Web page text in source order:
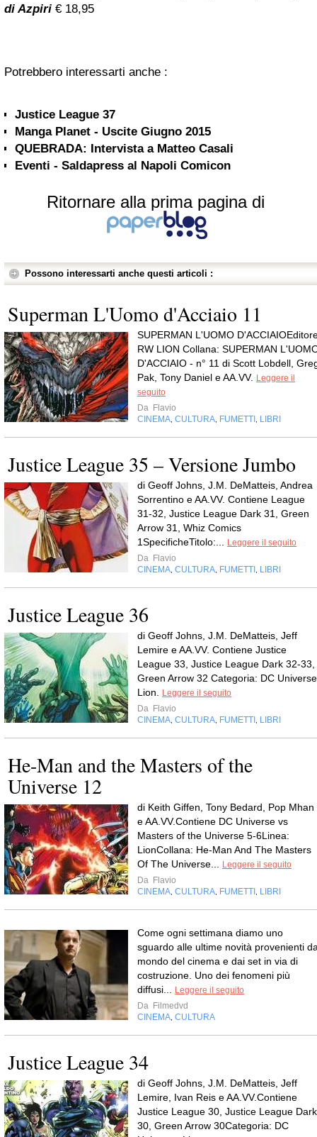
di Azpiri € 18,95
Potrebbero interessarti anche :
Justice League 37
Manga Planet - Uscite Giugno 2015
QUEBRADA: Intervista a Matteo Casali
Eventi - Saldapress al Napoli Comicon
Ritornare alla prima pagina di
Possono interessarti anche questi articoli :
Superman L'Uomo d'Acciaio 11
SUPERMAN L'UOMO
RW LION Collana: SUPERMAN
D'ACCIAIO - n° 11 di Scott Lobdell,
Pak, Tony Daniel e AA.VV. Leggere il
seguito
Da Flavio
CINEMA CULTURA FUMETTI LIBRI
Justice League 35 – Versione Jumbo
di Geoff Johns, J.M. DeMatteis, Andrea
Sorrentino e AA.VV. Contiene League
31-32, Justice League Dark 31, Green
Arrow 31, Whiz Comics
1SpecificheTitolo:...
Leggere il seguito
Da Flavio
CINEMA CULTURA FUMETTI LIBRI
Justice League 36
di Geoff Johns, J.M. DeMatteis, Jeff
Lemire e AA.VV. Contiene Justice
League 33, Justice League Dark 32-33,
Green Arrow 32 Categoria: DC
Lion.
Leggere il seguito
Da Flavio
CINEMA CULTURA FUMETTI LIBRI
He-Man and the Masters of the
Universe 12
di Keith Giffen, Tony Bedard, Pop Mhan
e AA.VV.Contiene DC Universe vs
Masters of the Universe 5-6Linea:
LionCollana: He-Man And The Masters
Of The Universe...
Leggere il seguito
Da Flavio
CINEMA CULTURA FUMETTI LIBRI
Come ogni settimana diamo uno
sguardo alle ultime novità provenienti
mondo del cinema e dai set in via di
costruzione. Uno dei fenomeni più
diffusi...
Leggere il seguito
Da Filmedvd
CINEMA CULTURA
Justice League 34
di Geoff Johns, J.M. DeMatteis, Jeff
Lemire, Ivan Reis e AA.VV.Contiene
Justice League 30, Justice League Dark
30, Green Arrow 30Categoria: DC